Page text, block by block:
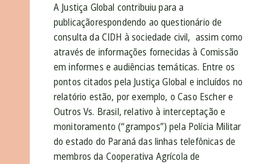
A Justiça Global contribuiu para a
publicaçãorespondendo ao questionário de
consulta da CIDH à sociedade civil, assim como
através de informações fornecidas à Comissão
em informes e audiências temáticas. Entre os
pontos citados pela Justiça Global e incluídos no
relatório estão, por exemplo, o Caso Escher e
Outros Vs. Brasil, relativo à interceptação e
monitoramento (“grampos”) pela Polícia Militar
do estado do Paraná das linhas telefônicas de
membros da Cooperativa Agrícola de